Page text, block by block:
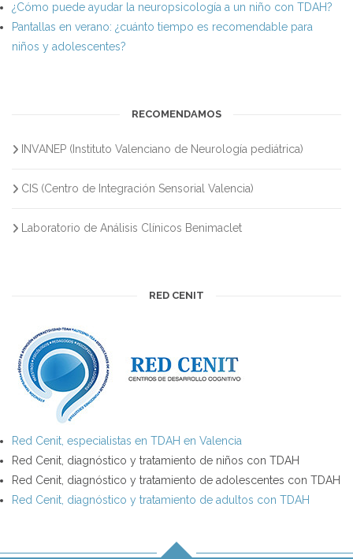
¿Cómo puede ayudar la neuropsicología a un niño con TDAH?
Pantallas en verano: ¿cuánto tiempo es recomendable para
niños y adolescentes?
RECOMENDAMOS
INVANEP (Instituto Valenciano de Neurología pediátrica)
CIS (Centro de Integración Sensorial Valencia)
Laboratorio de Análisis Clínicos Benimaclet
RED CENIT
Red Cenit, especialistas en TDAH en Valencia
Red Cenit, diagnóstico y tratamiento de niños con TDAH
Red Cenit, diagnóstico y tratamiento de adolescentes con TDAH
Red Cenit, diagnóstico y tratamiento de adultos con TDAH